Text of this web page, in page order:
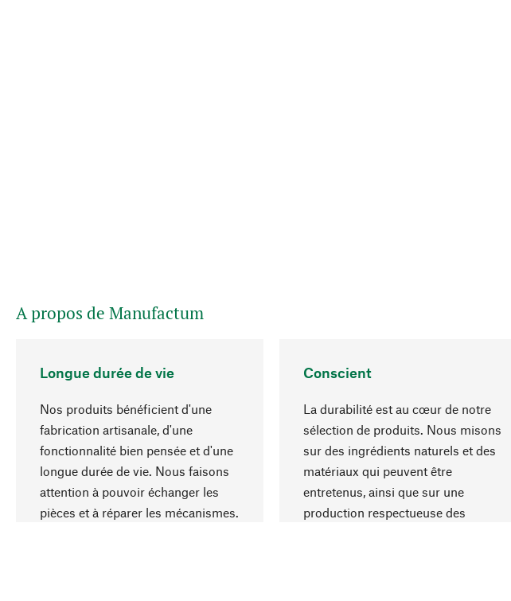
A propos de Manufactum
Longue durée de vie
Nos produits bénéficient d'une
fabrication artisanale, d'une
fonctionnalité bien pensée et d'une
longue durée de vie. Nous faisons
attention à pouvoir échanger les
pièces et à réparer les mécanismes.
Conscient
La durabilité est au cœur de notre
sélection de produits. Nous misons
sur des ingrédients naturels et des
matériaux qui peuvent être
entretenus, ainsi que sur une
production respectueuse des